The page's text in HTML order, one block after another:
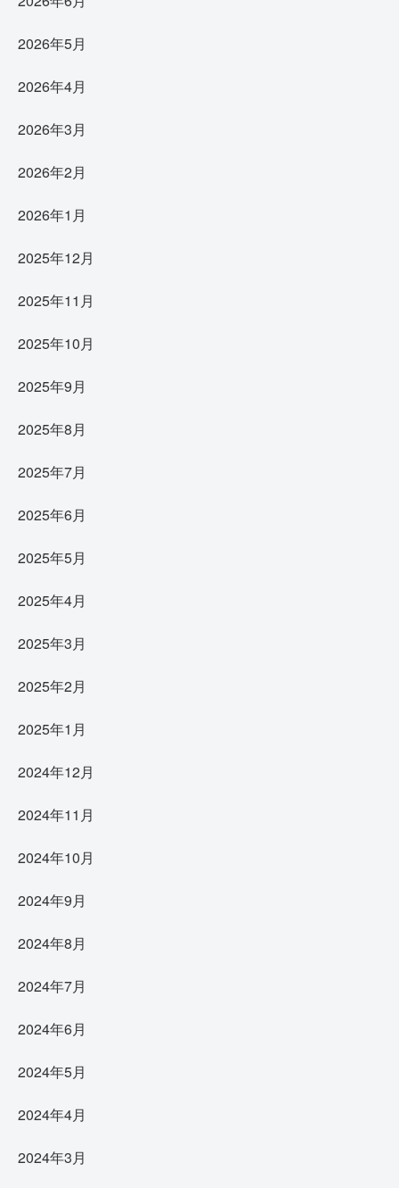
2026年5月
2026年4月
2026年3月
2026年2月
2026年1月
2025年12月
2025年11月
2025年10月
2025年9月
2025年8月
2025年7月
2025年6月
2025年5月
2025年4月
2025年3月
2025年2月
2025年1月
2024年12月
2024年11月
2024年10月
2024年9月
2024年8月
2024年7月
2024年6月
2024年5月
2024年4月
2024年3月